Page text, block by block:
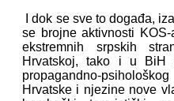
I dok se sve to događa,
se brojne aktivnosti
ekstremnih srpskih
Hrvatskoj, tako i u
propagandno-
Hrvatske i njezine nove